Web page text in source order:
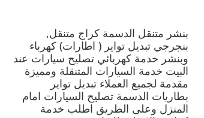
بنشر متنقل الدسمة كراج متنقل,
بنجرجي تبديل تواير ( اطارات) كهرباء
وبنشر خدمة كهربائي تصليح سيارات عند
البيت خدمة السيارات المتنقلة ومميزة
مقدمة لجميع العملاء تبديل تواير
بطاريات الدسمة تصليح السيارات امام
المنزل وعلى الطريق اطلب خدمة